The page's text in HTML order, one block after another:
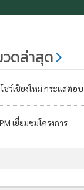
วดล่าสุด
โชว์เชียงใหม่ กระแสต
เยี่ยมชมโครงการ